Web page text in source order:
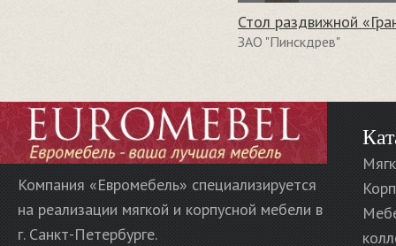
ЗАО "Пинскдрев"
Компания «Евромебель» специализируется
на реализации мягкой и корпусной мебели в
г. Санкт-Петербурге.